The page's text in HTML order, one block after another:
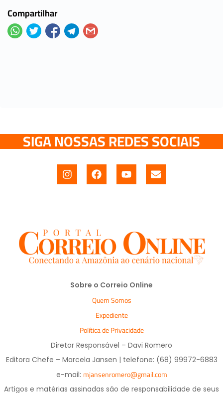
Compartilhar
SIGA NOSSAS REDES SOCIAIS
Sobre o Correio Online
Quem Somos
Expediente
Política de Privacidade
Diretor Responsável – Davi Romero
Editora Chefe – Marcela Jansen | telefone: (68) 99972-6883
e-mail: mjansenromero@gmail.com
Artigos e matérias assinadas são de responsabilidade de seus